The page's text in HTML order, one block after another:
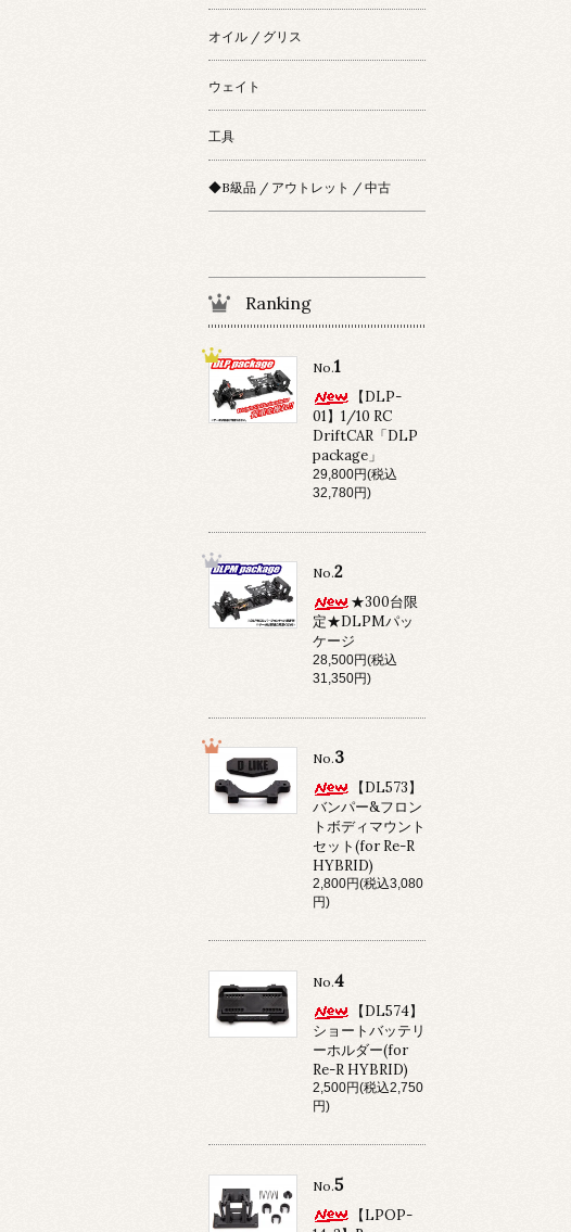
オイル / グリス
ウェイト
工具
◆B級品 / アウトレット / 中古
Ranking
No.1
【DLP-
01】1/10 RC
DriftCAR「DLP
package」
29,800円(税込
32,780円)
No.2
★300台限
定★DLPMパッ
ケージ
28,500円(税込
31,350円)
No.3
【DL573】
バンパー&フロン
トボディマウント
セット(for Re-R
HYBRID)
2,800円(税込3,080
円)
No.4
【DL574】
ショートバッテリ
ーホルダー(for
Re-R HYBRID)
2,500円(税込2,750
円)
No.5
【LPOP-